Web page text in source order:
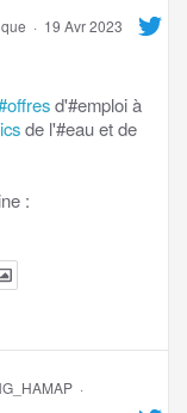
· 19 Avr 2023
d'#emploi à
de l'#eau et de
:
·